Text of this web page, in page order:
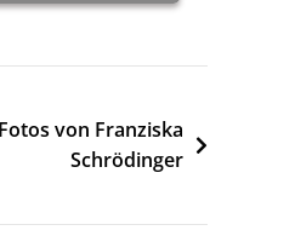
von Franziska
Schrödinger